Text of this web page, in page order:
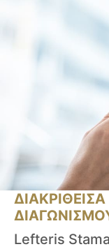
ΔΙΑΓΩΝΙΣΜΟΥ
Lefteris